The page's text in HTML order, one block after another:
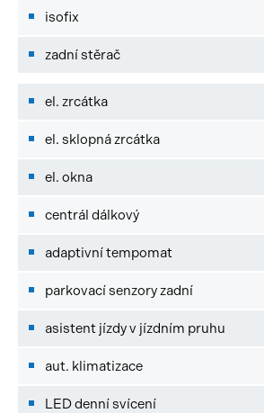
isofix
zadní stěrač
el. zrcátka
el. sklopná zrcátka
el. okna
centrál dálkový
adaptivní tempomat
parkovací senzory zadní
asistent jízdy v jízdním pruhu
aut. klimatizace
LED denní svícení